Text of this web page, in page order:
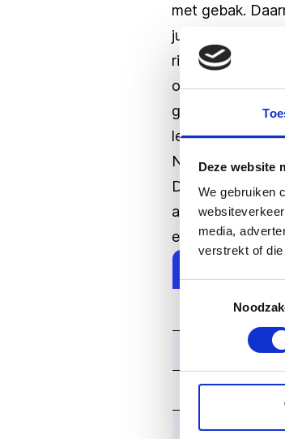
Deze website
We gebruiken
media,
verstrekt of
met gebak.
jullie klaarstaat.
rit met de
om te genieten
leven gekomen!
Na dit
Daarna hebben
ambachten in
entreeprijs
40-44
45-50